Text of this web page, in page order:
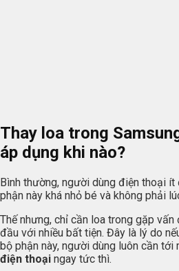
Thay loa trong
áp dụng khi nào?
Bình thường, người dùng điện thoại
phận này khá nhỏ bé và không phải
Thế nhưng, chỉ cần loa trong gặp
đầu với nhiều bất tiện. Đây là lý do
bộ phận này, người dùng luôn cần tới
điện thoại ngay tức thì.